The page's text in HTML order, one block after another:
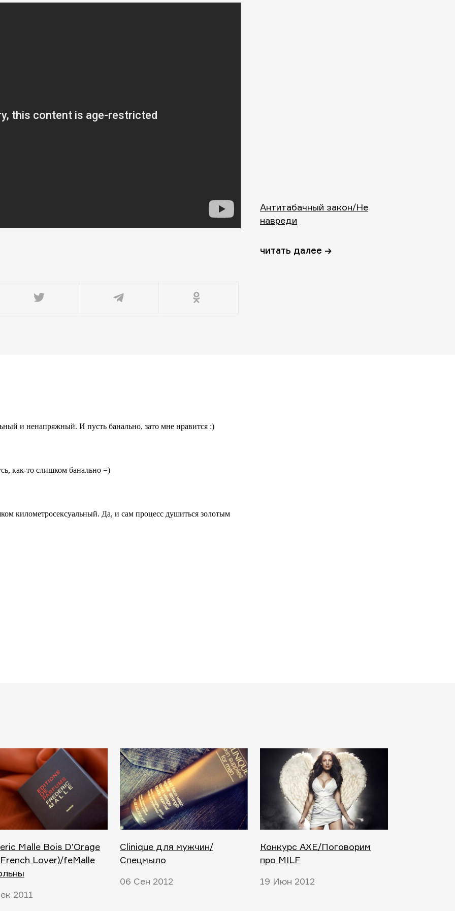
Антитабачный закон/Не
навреди
читать далее →
Malle Bois D’Orage
Lover)/feMalle
2011
Clinique для мужчин/
Спецмыло
06 Сен 2012
Конкурс AXE/Поговорим
про MILF
19 Июн 2012